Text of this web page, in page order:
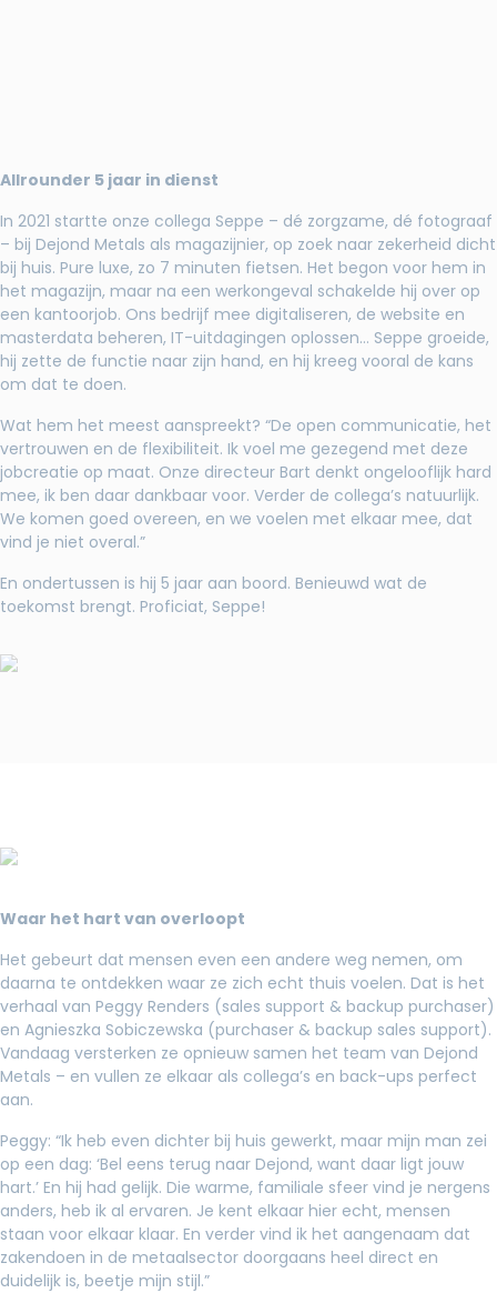
Allrounder 5 jaar in dienst
In 2021 startte onze collega Seppe – dé zorgzame, dé fotograaf
– bij Dejond Metals als magazijnier, op zoek naar zekerheid dicht
bij huis. Pure luxe, zo 7 minuten fietsen. Het begon voor hem in
het magazijn, maar na een werkongeval schakelde hij over op
een kantoorjob. Ons bedrijf mee digitaliseren, de website en
masterdata beheren, IT-uitdagingen oplossen… Seppe groeide,
hij zette de functie naar zijn hand, en hij kreeg vooral de kans
om dat te doen.
Wat hem het meest aanspreekt? “De open communicatie, het
vertrouwen en de flexibiliteit. Ik voel me gezegend met deze
jobcreatie op maat. Onze directeur Bart denkt ongelooflijk hard
mee, ik ben daar dankbaar voor. Verder de collega’s natuurlijk.
We komen goed overeen, en we voelen met elkaar mee, dat
vind je niet overal.”
En ondertussen is hij 5 jaar aan boord. Benieuwd wat de
toekomst brengt. Proficiat, Seppe!
Waar het hart van overloopt
Het gebeurt dat mensen even een andere weg nemen, om
daarna te ontdekken waar ze zich echt thuis voelen. Dat is het
verhaal van Peggy Renders (sales support & backup purchaser)
en Agnieszka Sobiczewska (purchaser & backup sales support).
Vandaag versterken ze opnieuw samen het team van Dejond
Metals – en vullen ze elkaar als collega’s en back-ups perfect
aan.
Peggy: “Ik heb even dichter bij huis gewerkt, maar mijn man zei
op een dag: ‘Bel eens terug naar Dejond, want daar ligt jouw
hart.’ En hij had gelijk. Die warme, familiale sfeer vind je nergens
anders, heb ik al ervaren. Je kent elkaar hier echt, mensen
staan voor elkaar klaar. En verder vind ik het aangenaam dat
zakendoen in de metaalsector doorgaans heel direct en
duidelijk is, beetje mijn stijl.”